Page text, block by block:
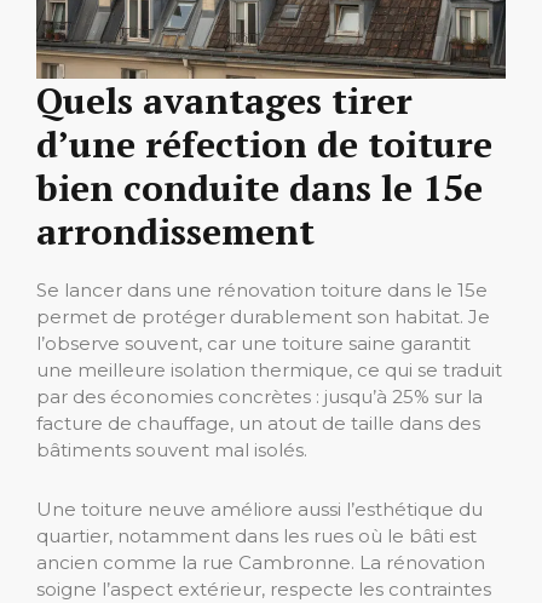
Quels avantages tirer
d’une réfection de toiture
bien conduite dans le 15e
arrondissement
Se lancer dans une rénovation toiture dans le 15e
permet de protéger durablement son habitat. Je
l’observe souvent, car une toiture saine garantit
une meilleure isolation thermique, ce qui se traduit
par des économies concrètes : jusqu’à 25% sur la
facture de chauffage, un atout de taille dans des
bâtiments souvent mal isolés.
Une toiture neuve améliore aussi l’esthétique du
quartier, notamment dans les rues où le bâti est
ancien comme la rue Cambronne. La rénovation
soigne l’aspect extérieur, respecte les contraintes